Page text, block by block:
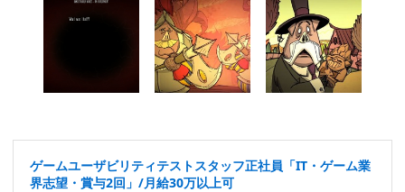
ゲームユーザビリティテストスタッフ正社員「IT・ゲーム業
界志望・賞与2回」/月給30万以上可